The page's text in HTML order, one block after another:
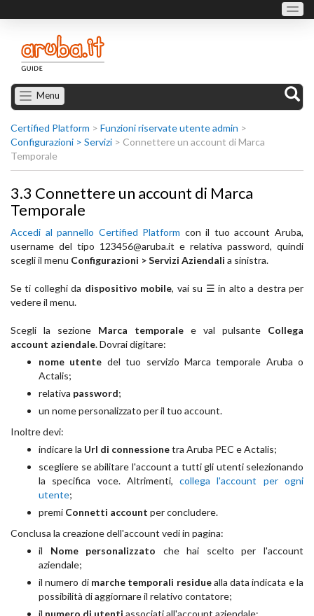
Menu
Certified Platform > Funzioni riservate utente admin >
Configurazioni > Servizi > Connettere un account di Marca
Temporale
3.3 Connettere un account di Marca
Temporale
Accedi al pannello Certified Platform con il tuo account Aruba,
username del tipo 123456@aruba.it e relativa password, quindi
scegli il menu Configurazioni > Servizi Aziendali a sinistra.
Se ti colleghi da dispositivo mobile, vai su ☰ in alto a destra per
vedere il menu.
Scegli la sezione Marca temporale e val pulsante Collega
account aziendale. Dovrai digitare:
nome utente del tuo servizio Marca temporale Aruba o
Actalis;
relativa password;
un nome personalizzato per il tuo account.
Inoltre devi:
indicare la Url di connessionetra Aruba PEC e Actalis;
scegliere se abilitare l'account a tutti gli utenti selezionando
la specifica voce. Altrimenti,collega l'account per ogni
utente;
premi Connetti account per concludere.
Conclusa la creazione dell'account vedi in pagina:
il Nome personalizzato che hai scelto per l'account
aziendale;
il numero di marche temporali residuealla data indicata e la
possibilità di aggiornare il relativo contatore;
il numero di utenti associati all'account aziendale;